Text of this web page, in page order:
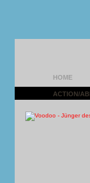
HOME
ACTION/